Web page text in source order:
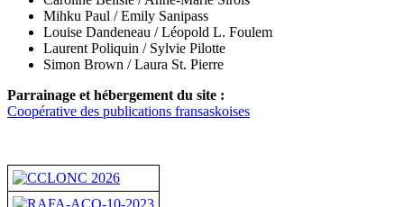
Mihku Paul / Emily Sanipass
Louise Dandeneau /Léopold L. Foulem
Laurent Poliquin / Sylvie Pilotte
Simon Brown / Laura St. Pierre
Parrainage et hébergement du site :
Coopérative des publications fransaskoises